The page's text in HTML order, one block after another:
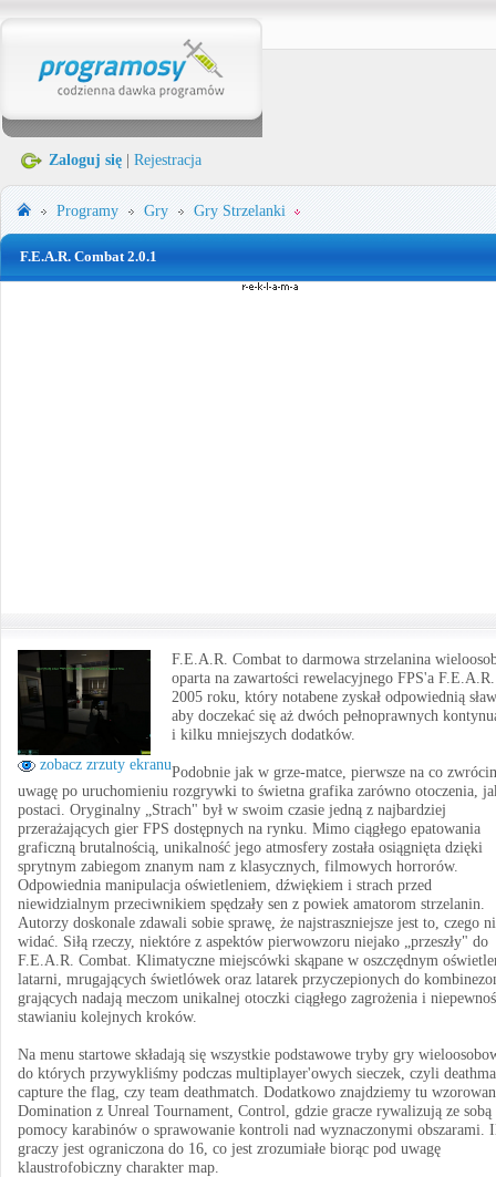
Zaloguj się Rejestracja
Programy Gry Gry Strzelanki
F.E.A.R. Combat 2.0.1
zobacz zrzuty ekranu
F.E.A.R. Combat to darmowa strzelanina
oparta na zawartości rewelacyjnego FPS'a
2005 roku, który notabene zyskał odpowiednią
aby doczekać się aż dwóch pełnoprawnych
i kilku mniejszych dodatków.
Podobnie jak w grze-matce, pierwsze na co
uwagę po uruchomieniu rozgrywki to świetna grafika zarówno otoczenia,
postaci. Oryginalny „Strach" był w swoim czasie jedną z najbardziej
przerażających gier FPS dostępnych na rynku. Mimo ciągłego epatowania
graficzną brutalnością, unikalność jego atmosfery została osiągnięta dzięki
sprytnym zabiegom znanym nam z klasycznych, filmowych horrorów.
Odpowiednia manipulacja oświetleniem, dźwiękiem i strach przed
niewidzialnym przeciwnikiem spędzały sen z powiek amatorom strzelanin.
Autorzy doskonale zdawali sobie sprawę, że najstraszniejsze jest to, czego
widać. Siłą rzeczy, niektóre z aspektów pierwowzoru niejako „przeszły" do
F.E.A.R. Combat. Klimatyczne miejscówki skąpane w oszczędnym
latarni, mrugających świetlówek oraz latarek przyczepionych do
grających nadają meczom unikalnej otoczki ciągłego zagrożenia i
stawianiu kolejnych kroków.
Na menu startowe składają się wszystkie podstawowe tryby gry
do których przywykliśmy podczas multiplayer'owych sieczek, czyli
capture the flag, czy team deathmatch. Dodatkowo znajdziemy tu
Domination z Unreal Tournament, Control, gdzie gracze rywalizują ze sobą
pomocy karabinów o sprawowanie kontroli nad wyznaczonymi obszarami.
graczy jest ograniczona do 16, co jest zrozumiałe biorąc pod uwagę
klaustrofobiczny charakter map.